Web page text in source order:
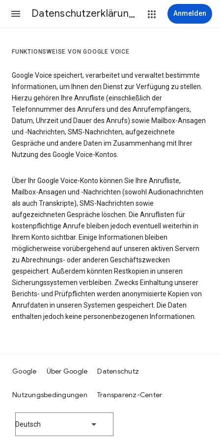
Datenschutzerklärung & Nutzungsbedingungen Anmelden
FUNKTIONSWEISE VON GOOGLE VOICE
Google Voice speichert, verarbeitet und verwaltet bestimmte
Informationen, um Ihnen den Dienst zur Verfügung zu stellen.
Hierzu gehören Ihre Anrufliste (einschließlich der
Telefonnummer des Anrufers und des Anrufempfängers,
Datum, Uhrzeit und Dauer des Anrufs) sowie Mailbox-Ansagen
und -Nachrichten, SMS-Nachrichten, aufgezeichnete
Gespräche und andere Daten im Zusammenhang mit Ihrer
Nutzung des Google Voice-Kontos.
Über Ihr Google Voice-Konto können Sie Ihre Anrufliste,
Mailbox-Ansagen und -Nachrichten (sowohl Audionachrichten
als auch Transkripte), SMS-Nachrichten sowie
aufgezeichneten Gespräche löschen. Die Anruflisten für
kostenpflichtige Anrufe bleiben jedoch eventuell weiterhin in
Ihrem Konto sichtbar. Einige Informationen bleiben
möglicherweise vorübergehend auf unseren aktiven Servern
zu Abrechnungs- oder anderen Geschäftszwecken
gespeichert. Außerdem könnten Restkopien in unseren
Sicherungssystemen verbleiben. Zwecks Einhaltung unserer
Berichts- und Prüfpflichten werden anonymisierte Kopien von
Anrufdaten in unseren Systemen gespeichert. Die Daten
enthalten jedoch keine personenbezogenen Informationen.
Google Über Google Datenschutz
Nutzungsbedingungen Transparenz-Center
Deutsch